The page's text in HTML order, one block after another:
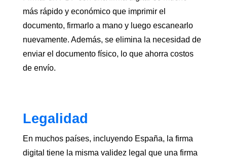
más rápido y económico que imprimir el
documento, firmarlo a mano y luego escanearlo
nuevamente. Además, se elimina la necesidad de
enviar el documento físico, lo que ahorra costos
de envío.
Legalidad
En muchos países, incluyendo España, la firma
digital tiene la misma validez legal que una firma